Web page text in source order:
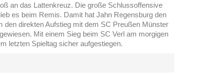
an das Lattenkreuz. Die große Schlussoffensive
es beim Remis. Damit hat Jahn Regensburg den
den direkten Aufstieg mit dem SC Preußen Münster
Mit einem Sieg beim SC Verl am morgigen
letzten Spieltag sicher aufgestiegen.